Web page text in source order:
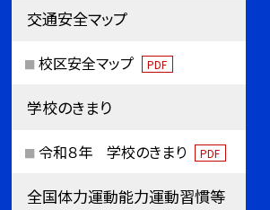
交通安全マップ
校区安全マップ PDF
学校のきまり
令和８年 学校のきまり PDF
全国体力運動能力運動習慣等